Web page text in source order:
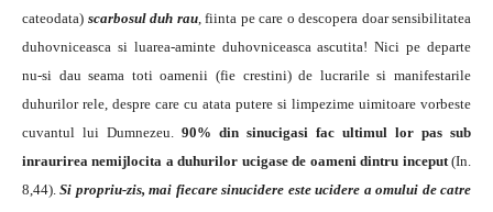
cateodata) scarbosul duh rau, fiinta pe care o descopera doar sensibilitatea
duhovniceasca si luarea-aminte duhovniceasca ascutita! Nici pe departe
nu-si dau seama toti oamenii (fie crestini) de lucrarile si manifestarile
duhurilor rele, despre care cu atata putere si limpezime uimitoare vorbeste
cuvantul lui Dumnezeu. 90% din sinucigasi fac ultimul lor pas sub
inraurirea nemijlocita a duhurilor ucigase de oameni dintru inceput(In.
8,44).Si propriu-zis, mai fiecare sinucidere este ucidere a omului de catre